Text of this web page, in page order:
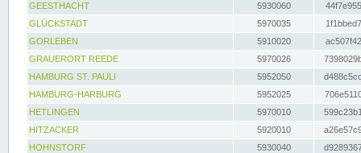
GEESTHACHT 5930060
GLÜCKSTADT
5970035
GORLEBEN
5910020
GRAUERORT REEDE
5970026
HAMBURG ST. PAULI
5952050
HAMBURG-HARBURG
5952025
HETLINGEN
5970010
HITZACKER
5920010
HOHNSTORF
5930040